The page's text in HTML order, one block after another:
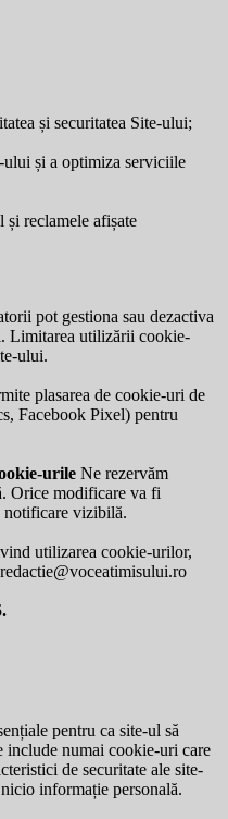
și securitatea Site-ului;
ului și a optimiza serviciile
și reclamele afișate
pot gestiona sau dezactiva
Limitarea utilizării cookie-
ului.
plasarea de cookie-uri de
Facebook Pixel) pentru
urile Ne rezervăm
Orice modificare va fi
notificare vizibilă.
utilizarea cookie-urilor,
redactie@voceatimisului.ro
pentru ca site-ul să
include numai cookie-uri care
de securitate ale site-
informație personală.